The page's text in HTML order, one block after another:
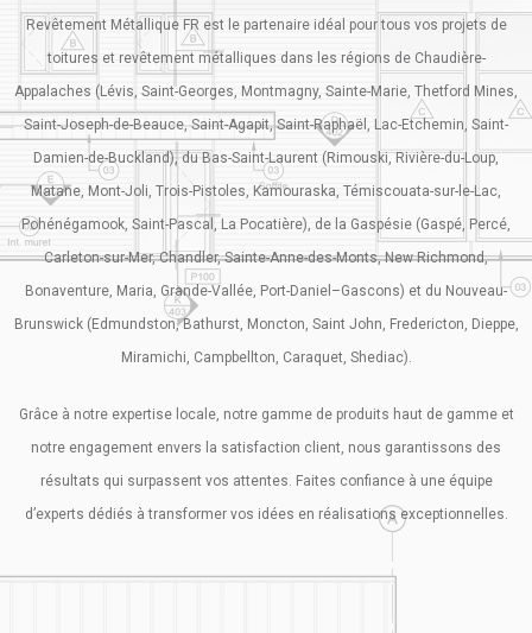
Revêtement Métallique FR est le partenaire idéal pour tous vos projets de
toitures et revêtement métalliques dans les régions de Chaudière-
Appalaches (Lévis, Saint-Georges, Montmagny, Sainte-Marie, Thetford Mines,
Saint-Joseph-de-Beauce, Saint-Agapit, Saint-Raphaël, Lac-Etchemin, Saint-
Damien-de-Buckland), du Bas-Saint-Laurent (Rimouski, Rivière-du-Loup,
Matane, Mont-Joli, Trois-Pistoles, Kamouraska, Témiscouata-sur-le-Lac,
Pohénégamook, Saint-Pascal, La Pocatière), de la Gaspésie (Gaspé, Percé,
Carleton-sur-Mer, Chandler, Sainte-Anne-des-Monts, New Richmond,
Bonaventure, Maria, Grande-Vallée, Port-Daniel–Gascons) et du Nouveau-
Brunswick (Edmundston, Bathurst, Moncton, Saint John, Fredericton, Dieppe,
Miramichi, Campbellton, Caraquet, Shediac).
Grâce à notre expertise locale, notre gamme de produits haut de gamme et
notre engagement envers la satisfaction client, nous garantissons des
résultats qui surpassent vos attentes. Faites confiance à une équipe
d’experts dédiés à transformer vos idées en réalisations exceptionnelles.